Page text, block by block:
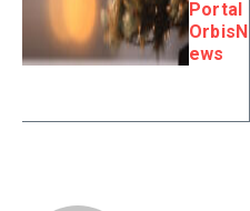
Portal
OrbisN
ews